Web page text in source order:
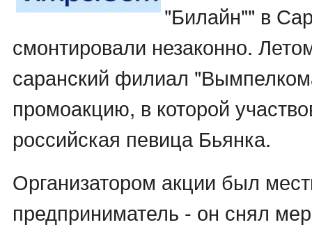
"Билайн"" в
смонтировали незаконно.
саранский филиал
промоакцию, в которой
российская певица Бьянка.
Организатором акции был
предприниматель - он снял